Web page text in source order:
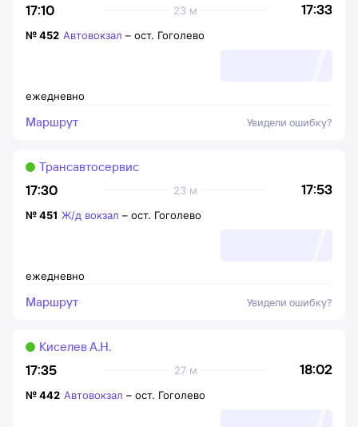
17:10 17:33
23 м
ежедневно
№452 Автовокзал – ост. Гоголево
Маршрут Увидели ошибку?
17:30 17:53
23 м
Трансавтосервис
ежедневно
№451 Ж/д вокзал – ост. Гоголево
Маршрут Увидели ошибку?
17:35 18:02
27 м
Киселев А.Н.
№442 Автовокзал – ост. Гоголево